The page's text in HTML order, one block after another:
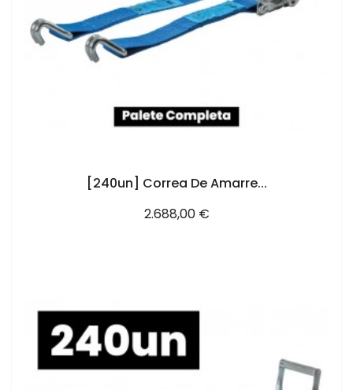
[240un] Correa De Amarre...
Precio
2.688,00 €